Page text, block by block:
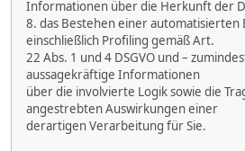
Informationen über die Herkunft der
8. das Bestehen einer automatisierten
einschließlich Profiling gemäß Art.
22 Abs. 1 und 4 DSGVO und –
aussagekräftige Informationen
über die involvierte Logik sowie die
angestrebten Auswirkungen einer
derartigen Verarbeitung für Sie.